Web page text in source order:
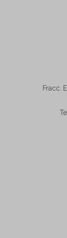
Fracc.